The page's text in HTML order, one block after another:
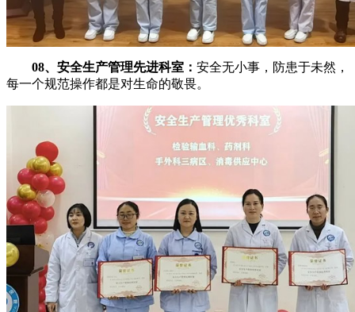
08、安全生产管理先进科室： 安全无小事，防患于未然，
每一个规范操作都是对生命的敬畏。